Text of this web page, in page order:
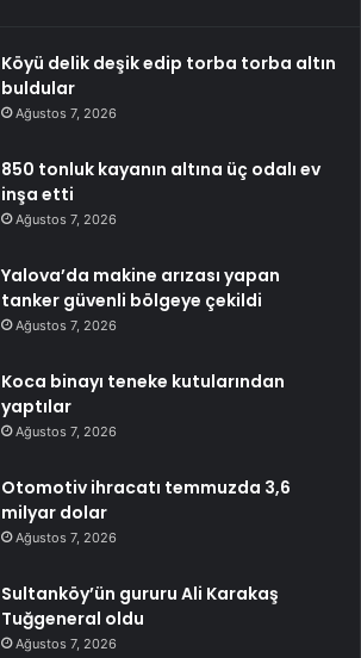
Köyü delik deşik edip torba torba altın
buldular
Ağustos 7, 2026
850 tonluk kayanın altına üç odalı ev
inşa etti
Ağustos 7, 2026
Yalova’da makine arızası yapan
tanker güvenli bölgeye çekildi
Ağustos 7, 2026
Koca binayı teneke kutularından
yaptılar
Ağustos 7, 2026
Otomotiv ihracatı temmuzda 3,6
milyar dolar
Ağustos 7, 2026
Sultanköy’ün gururu Ali Karakaş
Tuğgeneral oldu
Ağustos 7, 2026